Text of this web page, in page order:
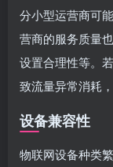
分小型运营商可
营商的服务质量
设置合理性等。
致流量异常消耗
设备兼容性
物联网设备种类